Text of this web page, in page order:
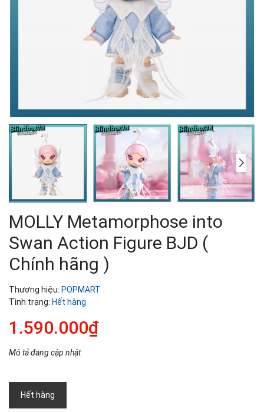
MOLLY Metamorphose into
Swan Action Figure BJD (
Chính hãng )
Thương hiệu: POPMART
Tình trạng: Hết hàng
1.590.000₫
Mô tả đang cập nhật
Hết hàng